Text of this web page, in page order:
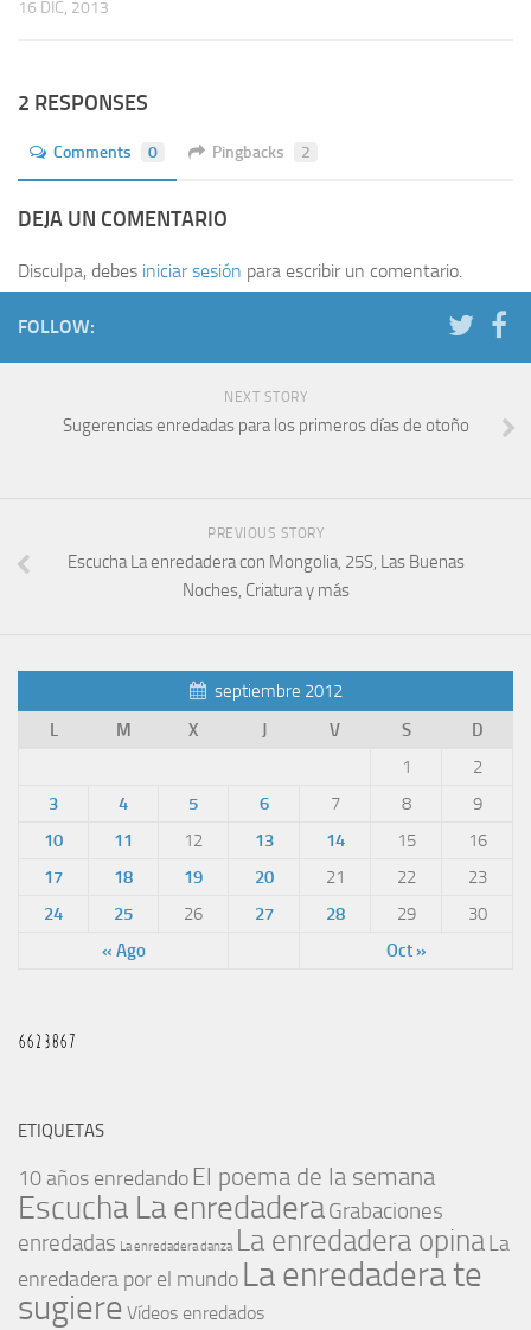
16 DIC, 2013
2 RESPONSES
Comments 0 Pingbacks 2
DEJA UN COMENTARIO
Disculpa, debes iniciar sesión para escribir un comentario.
FOLLOW:
NEXT STORY
Sugerencias enredadas para los primeros días de otoño
PREVIOUS STORY
Escucha La enredadera con Mongolia, 25S, Las Buenas
Noches, Criatura y más
septiembre 2012
L
M X J V S D
« Ago Oct »
1
2
3
4 5 6 7 8
9
10
11 12 13 14 15
16
17
18 19 20 21 22
23
24
25 26 27 28 29 30
ETIQUETAS
10 años enredando El poema de la semana
Escucha La enredaderaGrabaciones
enredadas La enredadera danza La enredadera opinaLa
enredadera por el mundo La enredadera te
sugiere Vídeos enredados